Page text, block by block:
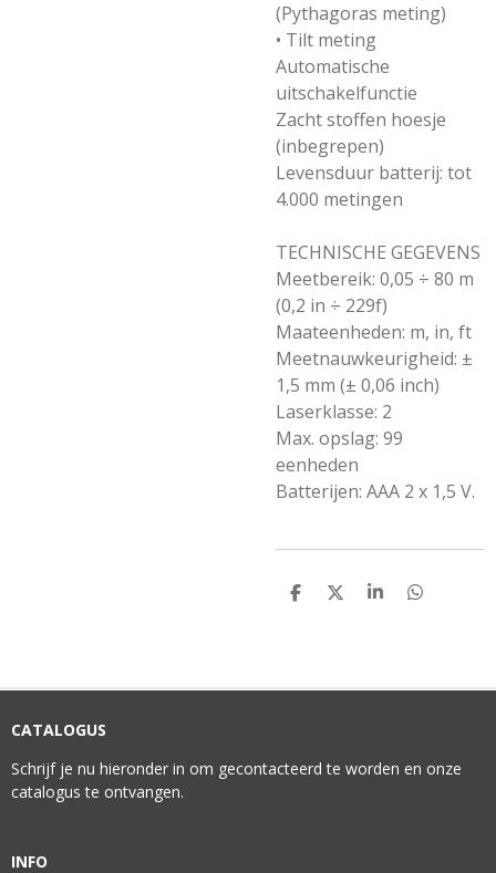
(Pythagoras meting)
• Tilt meting
Automatische
uitschakelfunctie
Zacht stoffen hoesje
(inbegrepen)
Levensduur batterij: tot
4.000 metingen
TECHNISCHE GEGEVENS
Meetbereik: 0,05 ÷ 80 m
(0,2 in ÷ 229f)
Maateenheden: m, in, ft
Meetnauwkeurigheid: ±
1,5 mm (± 0,06 inch)
Laserklasse: 2
Max. opslag: 99
eenheden
Batterijen: AAA 2 x 1,5 V.​
D
D
S
D
CATALOGUS
Schrijf je nu hieronder in om gecontacteerd te worden en onze
catalogus te ontvangen.
INFO